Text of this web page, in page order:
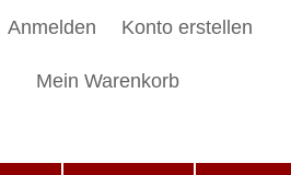
Anmelden Konto erstellen
Mein Warenkorb